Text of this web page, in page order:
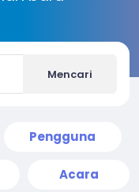
Mencari
Pengguna
Acara